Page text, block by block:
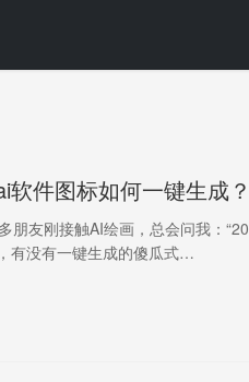
软件图标如何一键生成
朋友刚接触AI绘画，总会问我：
有没有一键生成的傻瓜式…